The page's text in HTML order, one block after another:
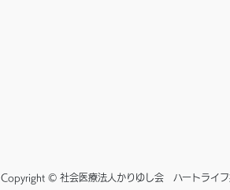
Copyright © 社会医療法人かりゆし会 ハートライフ